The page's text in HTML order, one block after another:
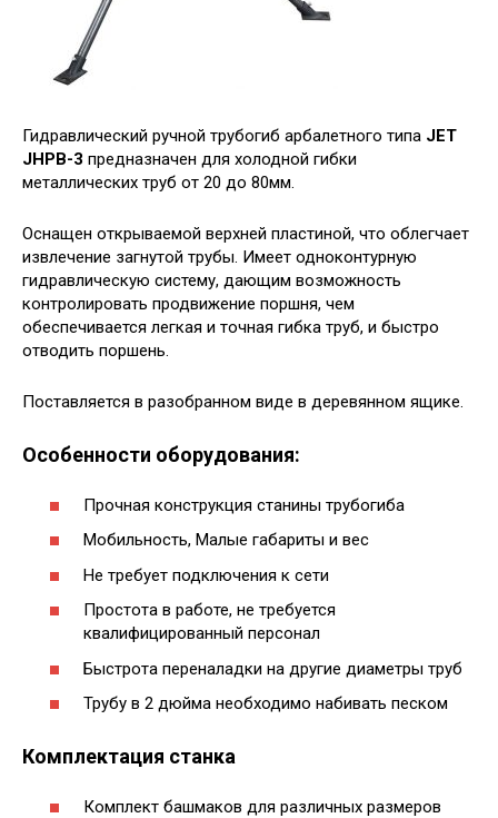
Гидравлический ручной трубогиб арбалетного типа JET
JHPB-3 предназначен для холодной гибки
металлических труб от 20 до 80мм.
Оснащен открываемой верхней пластиной, что облегчает
извлечение загнутой трубы. Имеет одноконтурную
гидравлическую систему, дающим возможность
контролировать продвижение поршня, чем
обеспечивается легкая и точная гибка труб, и быстро
отводить поршень.
Поставляется в разобранном виде в деревянном ящике.
Особенности оборудования:
Прочная конструкция станины трубогиба
Мобильность, Малые габариты и вес
Не требует подключения к сети
Простота в работе, не требуется
квалифицированный персонал
Быстрота переналадки на другие диаметры труб
Трубу в 2 дюйма необходимо набивать песком
Комплектация станка
Комплект башмаков для различных размеров